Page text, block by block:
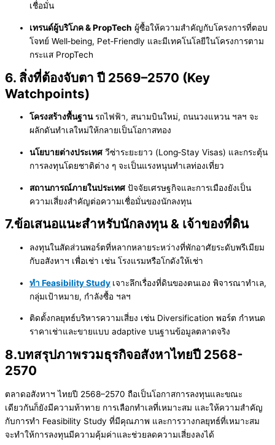
เชื่อมั่น
เทรนด์ผู้บริโภค & PropTech ผู้ซื้อให้ความสำคัญกับโครงการที่ตอบ
โจทย์ Well‑being, Pet‑Friendly และมีเทคโนโลยีในโครงการตาม
กระแส PropTech
6. สิ่งที่ต้องจับตา ปี 2569–2570 (Key
Watchpoints)
โครงสร้างพื้นฐานรถไฟฟ้า, สนามบินใหม่, ถนนวงแหวน ฯลฯ จะ
ผลักดันทำเลใหม่ให้กลายเป็นโอกาสทอง
นโยบายต่างประเทศ วีซ่าระยะยาว (Long‑Stay Visas) และกระตุ้น
การลงทุนโดยชาติต่าง ๆ จะเป็นแรงหนุนทำเลท่องเที่ยว
สถานการณ์ภายในประเทศ ปัจจัยเศรษฐกิจและการเมืองยังเป็น
ความเสี่ยงสำคัญต่อความเชื่อมั่นของนักลงทุน
7.ข้อเสนอแนะสำหรับนักลงทุน & เจ้าของที่ดิน
ลงทุนในสัดส่วนพอร์ตที่หลากหลายระหว่างที่พักอาศัยระดับพรีเมียม
กับอสังหาฯ เพื่อเช่า เช่น โรงแรมหรือโกดังให้เช่า
ทำ Feasibility Study เจาะลึกเรื่องที่ดินของตนเอง พิจารณาทำเล,
กลุ่มเป้าหมาย, กำลังซื้อ ฯลฯ
ติดตั้งกลยุทธ์บริหารความเสี่ยง เช่น Diversification พอร์ต กำหนด
ราคาเช่าและขายแบบ adaptive บนฐานข้อมูลตลาดจริง
8.บทสรุปภาพรวมธุรกิจอสังหาไทยปี 2568-
2570
ตลาดอสังหาฯ ไทยปี 2568–2570 ถือเป็นโอกาสการลงทุนและขณะ
เดียวกันก็ยังมีความท้าทาย การเลือกทำเลที่เหมาะสม และให้ความสำคัญ
กับการทำ Feasibility Study ที่มีคุณภาพ และการวางกลยุทธ์ที่เหมาะสม
จะทำให้การลงทุนมีความคุ้มค่าและช่วยลดความเสี่ยงลงได้